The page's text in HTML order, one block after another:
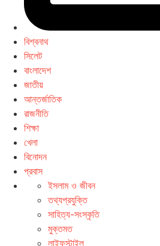
বিশ্বনাথ
সিলেট
বাংলাদেশ
জাতীয়
আন্তর্জাতিক
রাজনীতি
শিক্ষা
খেলা
বিনোদন
প্রবাস
ইসলাম ও জীবন
তথ্যপ্রযুক্তি
সাহিত্য-সংস্কৃতি
মুক্তমত
লাইফস্টাইল